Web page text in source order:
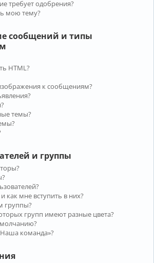
требует одобрения?
мою тему?
сообщений и типы
HTML?
к сообщениям?
темы?
и группы
как мне вступить в них?
группы?
групп имеют разные цвета?
команда»?